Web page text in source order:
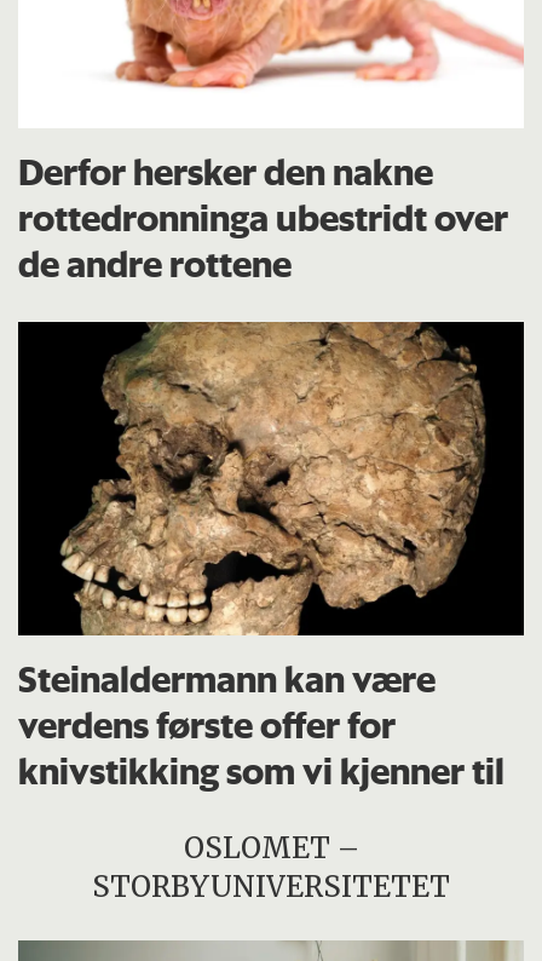
Derfor hersker den nakne
rottedronninga ubestridt over
de andre rottene
Steinaldermann kan være
verdens første offer for
knivstikking som vi kjenner til
OSLOMET –
STORBYUNIVERSITETET